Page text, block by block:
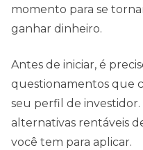
momento para se
ganhar dinheiro.
Antes de iniciar, é
questionamentos que
seu perfil de investidor.
alternativas rentáveis
você tem para aplicar.